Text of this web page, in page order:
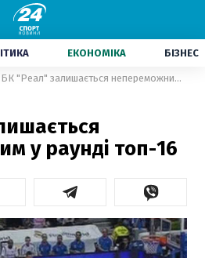
ЕКОНОМІКА БІЗНЕС
БК "Реал" залишається непереможним у раунді топ-16
у раунді топ-16